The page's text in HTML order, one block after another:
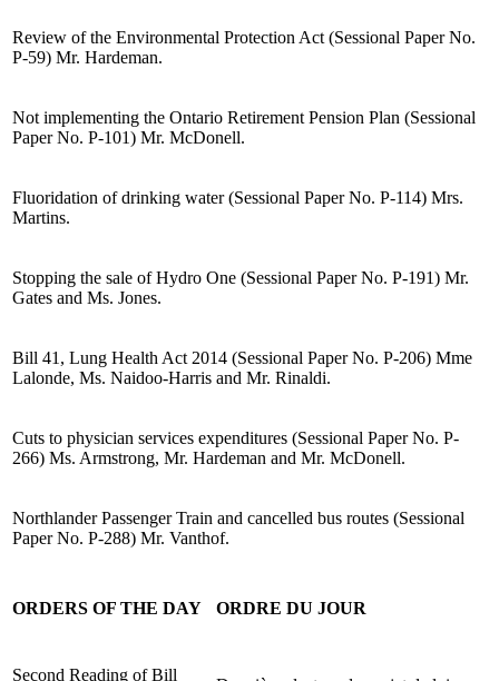
Review of the Environmental Protection Act (Sessional Paper No.
P-59) Mr. Hardeman.
Not implementing the Ontario Retirement Pension Plan (Sessional
Paper No. P-101) Mr. McDonell.
Fluoridation of drinking water (Sessional Paper No. P-114) Mrs.
Martins.
Stopping the sale of Hydro One (Sessional Paper No. P-191) Mr.
Gates and Ms. Jones.
Bill 41, Lung Health Act 2014 (Sessional Paper No. P-206) Mme
Lalonde, Ms. Naidoo-Harris and Mr. Rinaldi.
Cuts to physician services expenditures (Sessional Paper No. P-
266) Ms. Armstrong, Mr. Hardeman and Mr. McDonell.
Northlander Passenger Train and cancelled bus routes (Sessional
Paper No. P-288) Mr. Vanthof.
ORDERS OF THE DAY ORDRE DU JOUR
Second Reading of Bill